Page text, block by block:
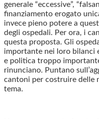
generale “eccessive”,
finanziamento erogato
invece pieno potere a
degli ospedali. Per ora, i
questa proposta. Gli
importante nei loro bilanci
e politica troppo
rinunciano. Puntano
cantoni per costruire delle
tema.